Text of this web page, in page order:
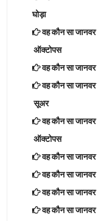
घोड़ा
वह कौन सा
ऑक्टोपस
वह कौन सा
वह कौन सा
सूअर
वह कौन सा
ऑक्टोपस
वह कौन सा
वह कौन सा जानवर
वह कौन सा
वह कौन सा